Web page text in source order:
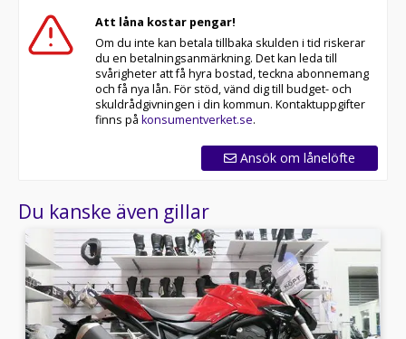
Att låna kostar pengar!
Om du inte kan betala tillbaka skulden i tid riskerar
du en betalningsanmärkning. Det kan leda till
svårigheter att få hyra bostad, teckna abonnemang
och få nya lån. För stöd, vänd dig till budget- och
skuldrådgivningen i din kommun. Kontaktuppgifter
finns på konsumentverket.se.
Ansök om lånelöfte
Du kanske även gillar